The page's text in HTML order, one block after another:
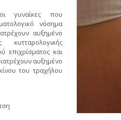
γυναίκες που
νόσημα
αυξημένο
κυτταρολογικής
επιχρίσματος και
αυξημένο
του τραχήλου